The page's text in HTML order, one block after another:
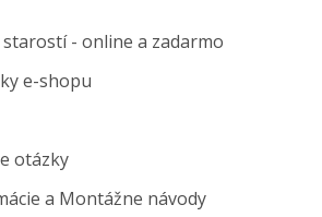
- online a zadarmo
e-shopu
otázky
a Montážne návody